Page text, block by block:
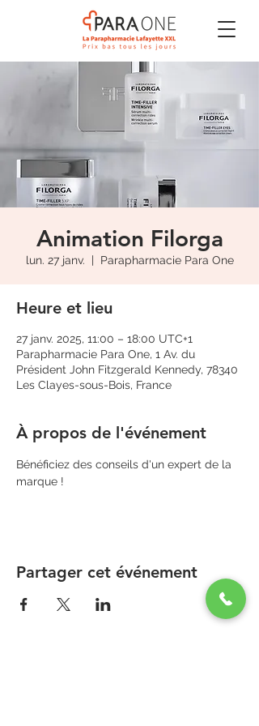
Animation Filorga
lun. 27 janv.
  |
Parapharmacie Para One
Heure et lieu
27 janv. 2025, 11:00 – 18:00 UTC+1
Parapharmacie Para One, 1 Av. du
Président John Fitzgerald Kennedy, 78340
Les Clayes-sous-Bois, France
À propos de l'événement
Bénéficiez des conseils d'un expert de la
marque !
Partager cet événement